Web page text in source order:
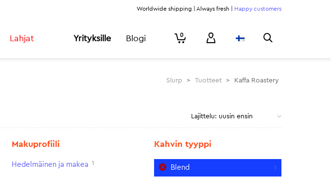
Worldwide shipping | Always fresh | Happy customers
Lahjat Yrityksille Blogi 0
Slurp > Tuotteet > Kaffa Roastery
Makuprofiili
Hedelmäinen ja makea 1
Kahvin tyyppi
Blend 1